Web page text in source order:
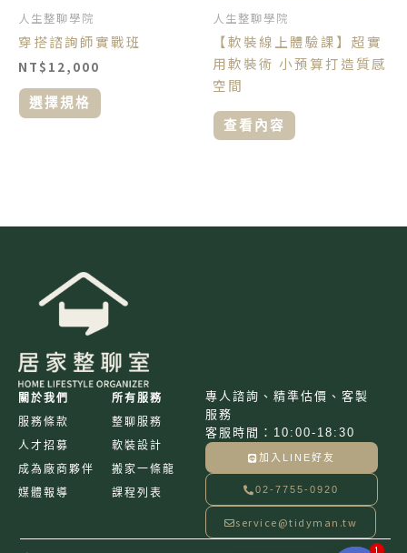
人生整聊學院
穿搭諮詢師實戰班
NT$ 12,000
選擇規格
產
頁
面
人生整聊學院
【軟裝線上體驗課】超實
用軟裝術 小預算打造質感
空間
查看內容
關於我們
服務條款
人才招募
成為廠商夥伴
媒體報導
所有服務
整聊服務
軟裝設計
搬家一條龍
課程列表
專人諮詢、精準估價、客製
服務
客服時間：10:00-18:30
加入LINE好友
02-7755-0920
service@tidyman.tw
1